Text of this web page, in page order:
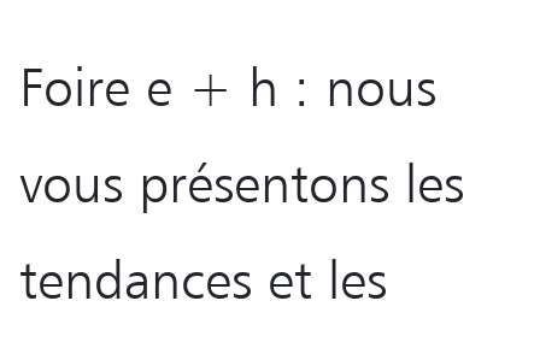
Foire e + h : nous
vous présentons les
tendances et les